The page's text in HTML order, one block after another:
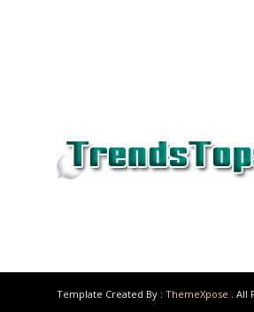
Template Created By : ThemeXpose . All